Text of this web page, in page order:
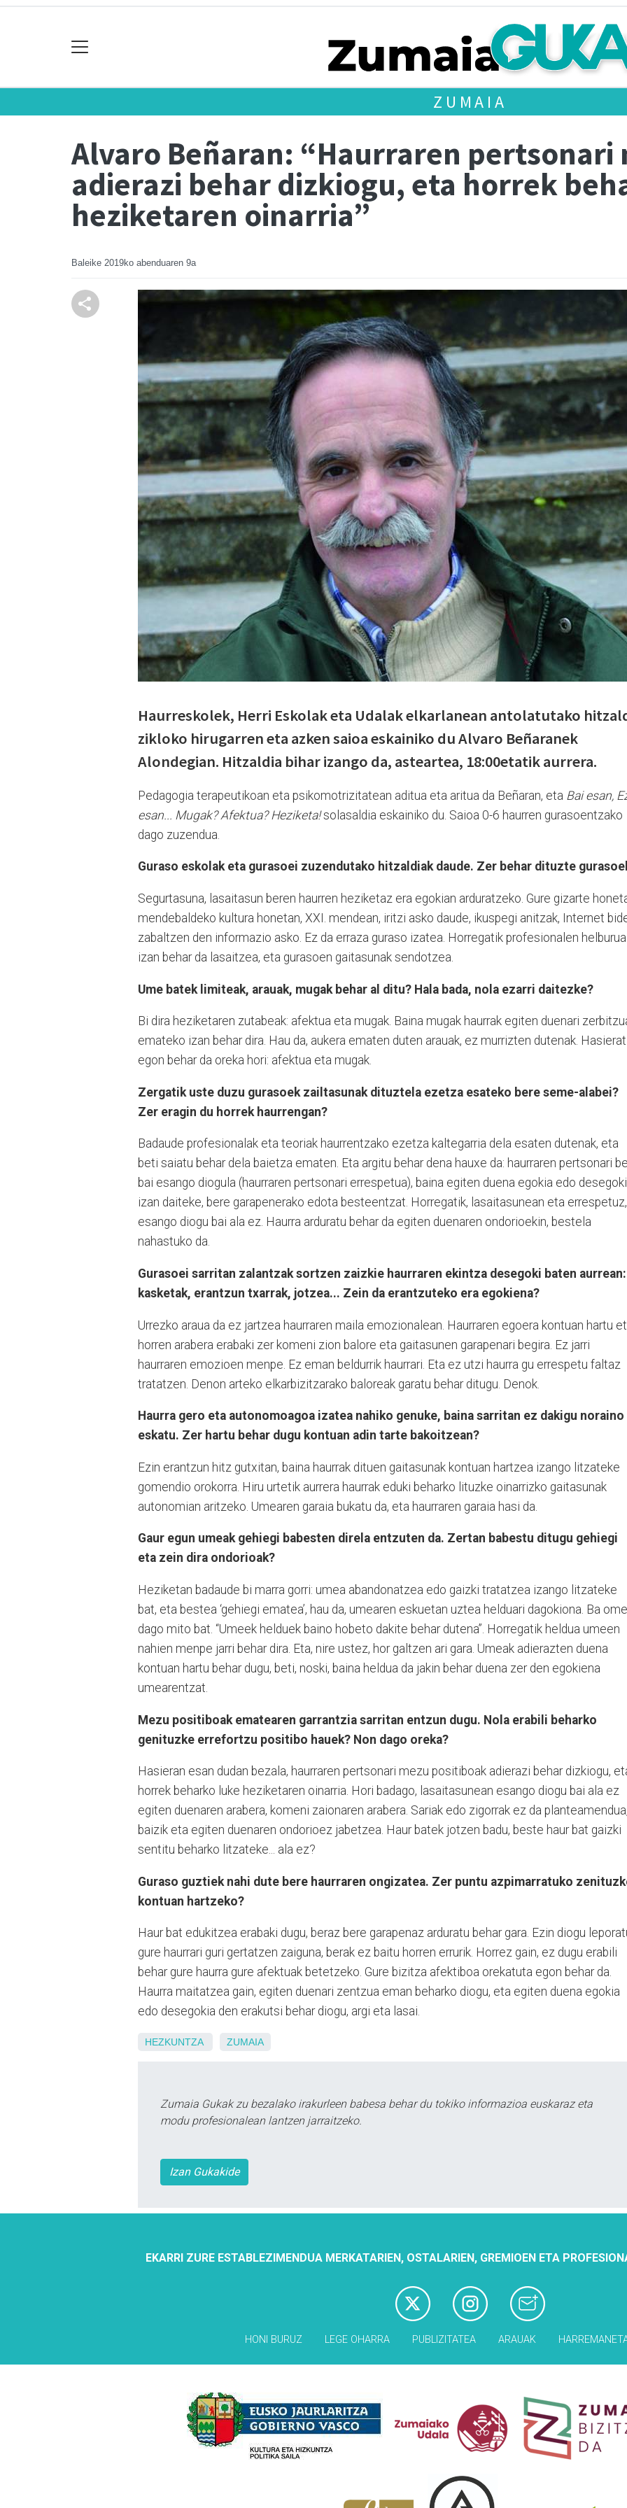
ZUMAIA
Alvaro Beñaran: “Haurraren pertsonari
adierazi behar dizkiogu, eta horrek
heziketaren oinarria”
Baleike 2019ko abenduaren 9a
Haurreskolek, Herri Eskolak eta Udalak elkarlanean antolatutako
zikloko hirugarren eta azken saioa eskainiko du Alvaro Beñaranek
Alondegian. Hitzaldia bihar izango da, asteartea, 18:00etatik aurrera.
Pedagogia terapeutikoan eta psikomotrizitatean aditua eta aritua da Beñaran, eta Bai esan,
esan... Mugak? Afektua? Heziketa!solasaldia eskainiko du. Saioa 0-6 haurren gurasoentzako
dago zuzendua.
Guraso eskolak eta gurasoei zuzendutako hitzaldiak daude. Zer behar dituzte
Segurtasuna, lasaitasun beren haurren heziketaz era egokian arduratzeko. Gure gizarte
mendebaldeko kultura honetan, XXI. mendean, iritzi asko daude, ikuspegi anitzak, Internet
zabaltzen den informazio asko. Ez da erraza guraso izatea. Horregatik profesionalen helburua
izan behar da lasaitzea, eta gurasoen gaitasunak sendotzea.
Ume batek limiteak, arauak, mugak behar al ditu? Hala bada, nola ezarri daitezke?
Bi dira heziketaren zutabeak: afektua eta mugak. Baina mugak haurrak egiten duenari
emateko izan behar dira. Hau da, aukera ematen duten arauak, ez murrizten dutenak.
egon behar da oreka hori: afektua eta mugak.
Zergatik uste duzu gurasoek zailtasunak dituztela ezetza esateko bere seme-alabei?
Zer eragin du horrek haurrengan?
Badaude profesionalak eta teoriak haurrentzako ezetza kaltegarria dela esaten dutenak, eta
beti saiatu behar dela baietza ematen. Eta argitu behar dena hauxe da: haurraren pertsonari
bai esango diogula (haurraren pertsonari errespetua), baina egiten duena egokia edo
izan daiteke, bere garapenerako edota besteentzat. Horregatik, lasaitasunean eta errespetuz,
esango diogu bai ala ez. Haurra arduratu behar da egiten duenaren ondorioekin, bestela
nahastuko da.
Gurasoei sarritan zalantzak sortzen zaizkie haurraren ekintza desegoki baten aurrean:
kasketak, erantzun txarrak, jotzea... Zein da erantzuteko era egokiena?
Urrezko araua da ez jartzea haurraren maila emozionalean. Haurraren egoera kontuan hartu
horren arabera erabaki zer komeni zion balore eta gaitasunen garapenari begira. Ez jarri
haurraren emozioen menpe. Ez eman beldurrik haurrari. Eta ez utzi haurra gu errespetu faltaz
tratatzen. Denon arteko elkarbizitzarako baloreak garatu behar ditugu. Denok.
Haurra gero eta autonomoagoa izatea nahiko genuke, baina sarritan ez dakigu noraino
eskatu. Zer hartu behar dugu kontuan adin tarte bakoitzean?
Ezin erantzun hitz gutxitan, baina haurrak dituen gaitasunak kontuan hartzea izango litzateke
gomendio orokorra. Hiru urtetik aurrera haurrak eduki beharko lituzke oinarrizko gaitasunak
autonomian aritzeko. Umearen garaia bukatu da, eta haurraren garaia hasi da.
Gaur egun umeak gehiegi babesten direla entzuten da. Zertan babestu ditugu gehiegi
eta zein dira ondorioak?
Heziketan badaude bi marra gorri: umea abandonatzea edo gaizki tratatzea izango litzateke
bat, eta bestea ‘gehiegi ematea’, hau da, umearen eskuetan uztea helduari dagokiona. Ba
dago mito bat. “Umeek helduek baino hobeto dakite behar dutena”. Horregatik heldua umeen
nahien menpe jarri behar dira. Eta, nire ustez, hor galtzen ari gara. Umeak adierazten duena
kontuan hartu behar dugu, beti, noski, baina heldua da jakin behar duena zer den egokiena
umearentzat.
Mezu positiboak ematearen garrantzia sarritan entzun dugu. Nola erabili beharko
genituzke errefortzu positibo hauek? Non dago oreka?
Hasieran esan dudan bezala, haurraren pertsonari mezu positiboak adierazi behar dizkiogu,
horrek beharko luke heziketaren oinarria. Hori badago, lasaitasunean esango diogu bai ala ez
egiten duenaren arabera, komeni zaionaren arabera. Sariak edo zigorrak ez da
baizik eta egiten duenaren ondorioez jabetzea. Haur batek jotzen badu, beste haur bat gaizki
sentitu beharko litzateke... ala ez?
Guraso guztiek nahi dute bere haurraren ongizatea. Zer puntu azpimarratuko
kontuan hartzeko?
Haur bat edukitzea erabaki dugu, beraz bere garapenaz arduratu behar gara. Ezin diogu
gure haurrari guri gertatzen zaiguna, berak ez baitu horren errurik. Horrez gain, ez dugu erabili
behar gure haurra gure afektuak betetzeko. Gure bizitza afektiboa orekatuta egon behar da.
Haurra maitatzea gain, egiten duenari zentzua eman beharko diogu, eta egiten duena egokia
edo desegokia den erakutsi behar diogu, argi eta lasai.
HEZKUNTZA ZUMAIA
Zumaia Gukak zu bezalako irakurleen babesa behar du tokiko informazioa euskaraz eta
modu profesionalean lantzen jarraitzeko.
Izan Gukakide
EKARRI ZURE ESTABLEZIMENDUA MERKATARIEN, OSTALARIEN, GREMIOEN ETA
HONI BURUZ LEGE OHARRA PUBLIZITATEA ARAUAK